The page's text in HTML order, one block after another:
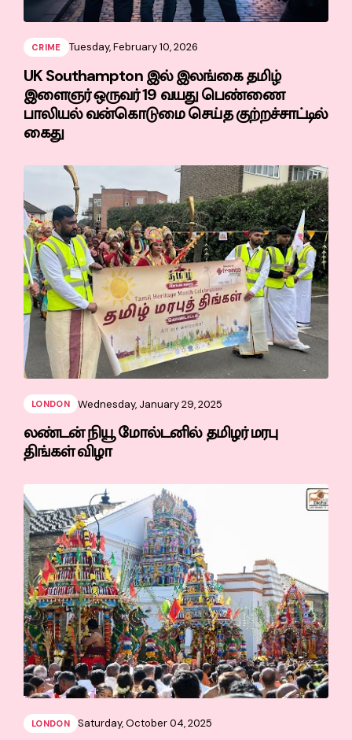
CRIME Tuesday, February 10, 2026
UK Southampton இல் இலங்கை தமிழ்
இளைஞர் ஒருவர் 19 வயது பெண்ணை
பாலியல் வன்கொடுமை செய்த குற்றச்சாட்டில்
கைது
LONDON Wednesday, January 29, 2025
லண்டன் நியூ மோல்டனில் தமிழர் மரபு
திங்கள் விழா
LONDON Saturday, October 04, 2025